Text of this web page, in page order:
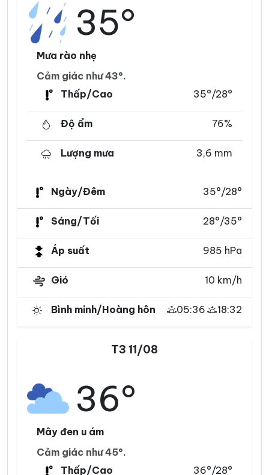
35°
Mưa rào nhẹ
Cảm giác như 43°.
Thấp/Cao
35°/28°
Độ ẩm 76%
Lượng mưa 3,6 mm
Ngày/Đêm 35°/28°
Sáng/Tối 28°/35°
Áp suất 985 hPa
Gió 10 km/h
Bình minh/Hoàng hôn 05:36 18:32
T3 11/08
36°
Mây đen u ám
Cảm giác như 45°.
Thấp/Cao
36°/28°